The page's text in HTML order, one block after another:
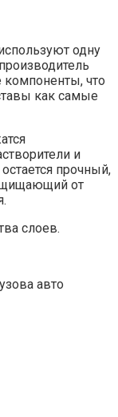
одну
компоненты, что
как самые
и
прочный,
от
слоев.
авто